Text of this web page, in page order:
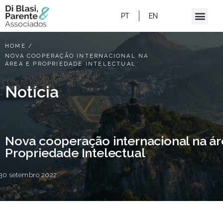
PT EN
HOME /
NOVA COOPERAÇÃO INTERNACIONAL NA
ÁREA E PROPRIEDADE INTELECTUAL
Notícia
Nova cooperação internacional na
Propriedade Intelectual
setembro 2022